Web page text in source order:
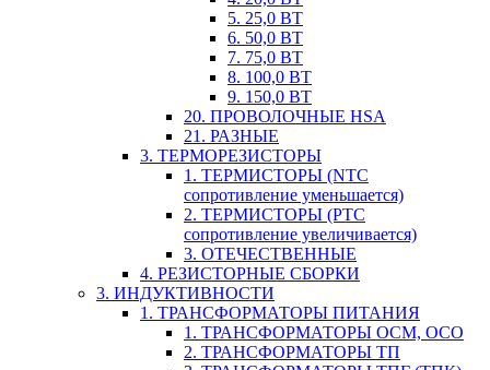
5. 25,0 ВТ
6. 50,0 ВТ
7. 75,0 ВТ
8. 100,0 ВТ
9. 150,0 ВТ
20. ПРОВОЛОЧНЫЕ HSA
21. РАЗНЫЕ
3. ТЕРМОРЕЗИСТОРЫ
1. ТЕРМИСТОРЫ (NTC
сопротивление уменьшается)
2. ТЕРМИСТОРЫ (PTC
сопротивление увеличивается)
3. ОТЕЧЕСТВЕННЫЕ
4. РЕЗИСТОРНЫЕ СБОРКИ
3. ИНДУКТИВНОСТИ
1. ТРАНСФОРМАТОРЫ ПИТАНИЯ
1. ТРАНСФОРМАТОРЫ ОСМ, ОСО
2. ТРАНСФОРМАТОРЫ ТП